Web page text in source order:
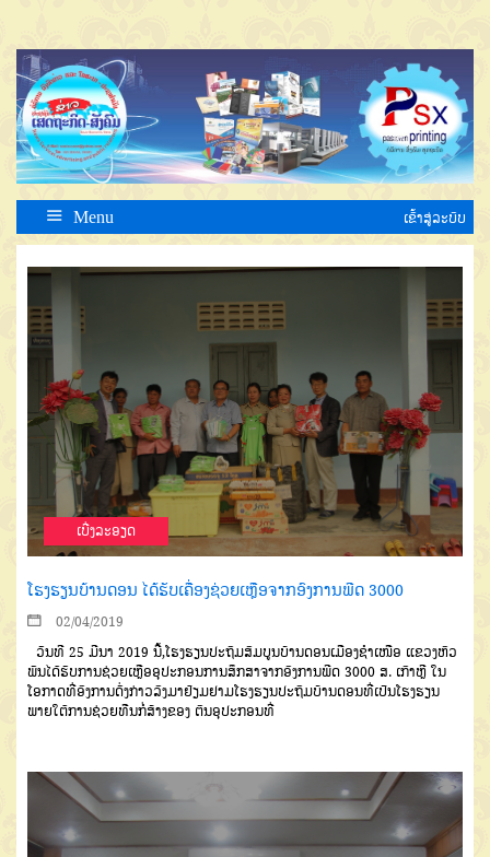
Menu ເຂົ້າສູ່ລະບົບ
ເບີ່ງລະອຽດ
ໂຮງຮຽນບ້ານດອນ ໄດ້ຮັບເຄື່ອງຊ່ວຍເຫຼືອຈາກອົງການພີດ 3000
02/04/2019
ວັນທີ 25 ມີນາ 2019 ນີ້,ໂຮງຮຽນປະຖົມສົມບູນບ້ານດອນເມືອງຊຳເໜືອ ແຂວງຫົວ
ພັນໄດ້ຮັບການຊ່ວຍເຫຼືອອຸປະກອນການສຶກສາຈາກອົງການພີດ 3000 ສ. ເກົາຫຼີ ໃນ
ໂອກາດທີ່ອົງການດັ່ງກ່າວລົງມາຢ້ຽມຢາມໂຮງຮຽນປະຖົມບ້ານດອນທີ່ເປັນໂຮງຮຽນ
ພາຍໃຕ້ການຊ່ວຍທືນກໍ່ສ້າງຂອງ ຕົນອຸປະກອນທີ່